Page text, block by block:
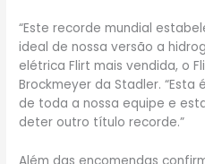
“Este recorde mundial
ideal de nossa versão a
elétrica Flirt mais vendida, o
Brockmeyer da Stadler.
de toda a nossa equipe e
deter outro título recorde.”